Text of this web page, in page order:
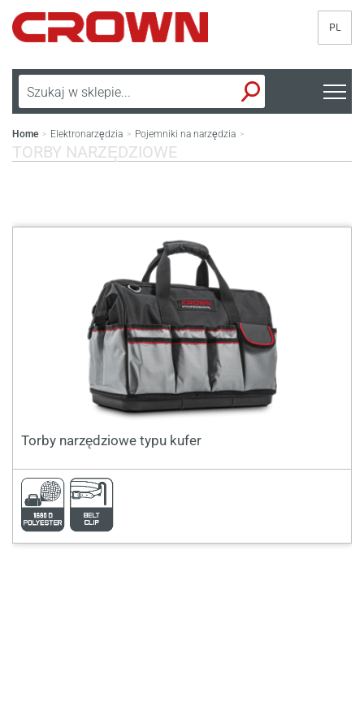
PL
Home > Elektronarzędzia > Pojemniki na narzędzia >
TORBY NARZĘDZIOWE
Torby narzędziowe typu kufer